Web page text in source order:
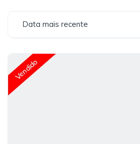
Data mais recente
Vendido